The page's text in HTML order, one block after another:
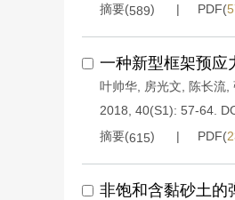
摘要(589) PDF(
一种新型框架预应
叶帅华 房光文 陈长流
2018, 40(S1): 57-64.
摘要(615) PDF(
非饱和含黏砂土的